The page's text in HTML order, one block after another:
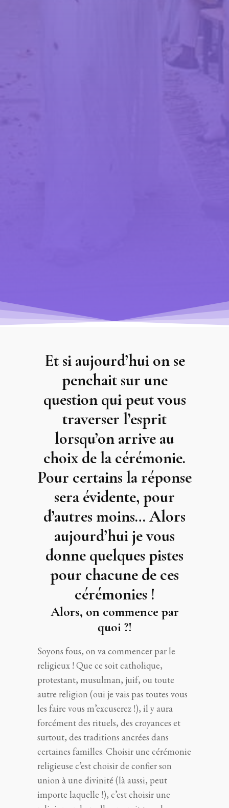
Et si aujourd’hui on se
penchait sur une
question qui peut vous
traverser l’esprit
lorsqu’on arrive au
choix de la cérémonie.
Pour certains la réponse
sera évidente, pour
d’autres moins… Alors
aujourd’hui je vous
donne quelques pistes
pour chacune de ces
cérémonies !
Alors, on commence par
quoi ?!
Soyons fous, on va commencer par le
religieux ! Que ce soit catholique,
protestant, musulman, juif, ou toute
autre religion (oui je vais pas toutes vous
les faire vous m’excuserez !), il y aura
forcément des rituels, des croyances et
surtout, des traditions ancrées dans
certaines familles. Choisir une cérémonie
religieuse c’est choisir de confier son
union à une divinité (là aussi, peut
importe laquelle !), c’est choisir une